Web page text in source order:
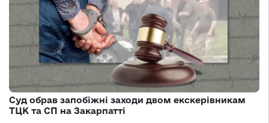
Суд обрав запобіжні заходи двом екскерівникам
ТЦК та СП на Закарпатті